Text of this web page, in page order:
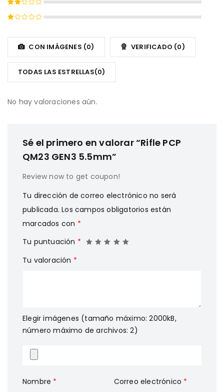
con
3de
Valorado
con
de
con
5
CON IMÁGENES (0) VERIFICADO (0)
TODAS LAS ESTRELLAS(0)
No hay valoraciones aún.
Sé el primero en valorar “Rifle PCP
QM23 GEN3 5.5mm”
Review now to get coupon!
Tu dirección de correo electrónico no será
publicada. Los campos obligatorios están
marcados con *
Tu puntuación *
Tu valoración *
Elegir imágenes (tamaño máximo: 2000kB,
número máximo de archivos: 2)
Nombre * Correo electrónico *